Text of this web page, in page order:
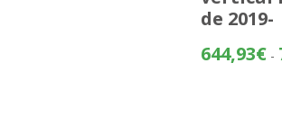
de 2019-
644,93€ -